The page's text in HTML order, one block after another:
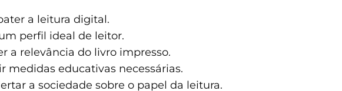
a leitura digital.
perfil ideal de leitor.
a relevância do livro impresso.
medidas educativas necessárias.
a sociedade sobre o papel da leitura.